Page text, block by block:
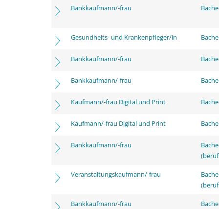
Bankkaufmann/-frau
Gesundheits- und Krankenpfleger/in
Bankkaufmann/-frau
Bankkaufmann/-frau
Kaufmann/-frau Digital und Print
Kaufmann/-frau Digital und Print
Bankkaufmann/-frau
Veranstaltungskaufmann/-frau
Bankkaufmann/-frau